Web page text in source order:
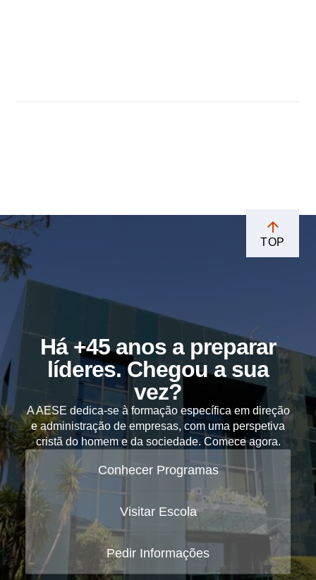
TOP
Há +45 anos a preparar
líderes. Chegou a sua
vez?
A AESE dedica-se à formação específica em direção
e administração de empresas, com uma perspetiva
cristã do homem e da sociedade. Comece agora.
Conhecer Programas
Visitar Escola
Pedir Informações